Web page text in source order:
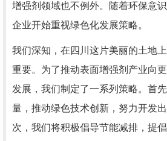
增强剂领域也不例外。随着环保意
企业开始重视绿色化发展策略。
我们深知，在四川这片美丽的土地
重要。为了推动表面增强剂产业向
发展，我们制定了一系列策略。首
量，推动绿色技术创新，努力开发
次，我们将积极倡导节能减排，提